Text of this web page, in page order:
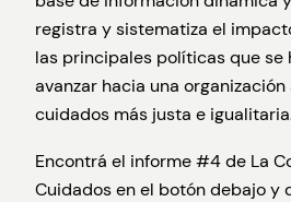
registra y sistematiza el
las principales políticas que se
avanzar hacia una
cuidados más justa e
Encontrá el informe #4 de La
Cuidados en el botón debajo y